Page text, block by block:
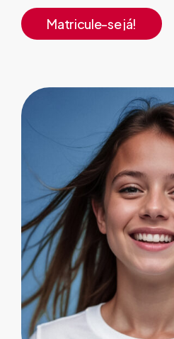
Matricule-se já!